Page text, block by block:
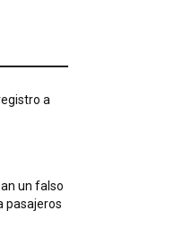
a
un falso
pasajeros